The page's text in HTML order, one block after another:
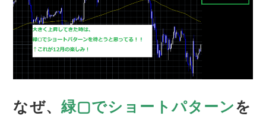
なぜ、 緑▢でショートパターンを